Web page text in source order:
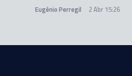
Eugénio Perregil 2 Abr 15:26